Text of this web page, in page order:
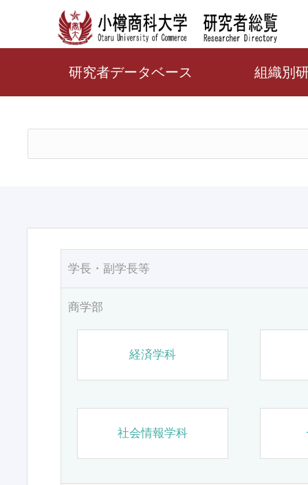
研究者データベース 組織別
学長・副学長等
商学部
経済学科
社会情報学科